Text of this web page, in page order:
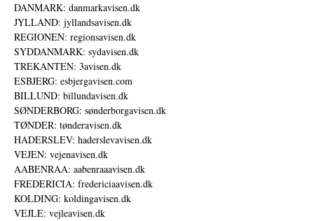
DANMARK: danmarkavisen.dk
JYLLAND: jyllandsavisen.dk
REGIONEN: regionsavisen.dk
SYDDANMARK: sydavisen.dk
TREKANTEN: 3avisen.dk
ESBJERG: esbjergavisen.com
BILLUND: billundavisen.dk
SØNDERBORG: sønderborgavisen.dk
TØNDER: tønderavisen.dk
HADERSLEV: haderslevavisen.dk
VEJEN: vejenavisen.dk
AABENRAA: aabenraaavisen.dk
FREDERICIA: fredericiaavisen.dk
KOLDING: koldingavisen.dk
VEJLE: vejleavisen.dk